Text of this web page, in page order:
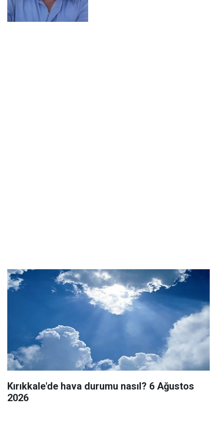
Kırıkkale'de hava durumu nasıl? 6 Ağustos
2026